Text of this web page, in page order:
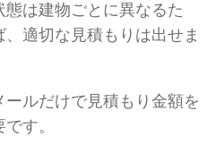
は建物ごとに異なるた
適切な見積もりは出せま
ルだけで見積もり金額を
す。